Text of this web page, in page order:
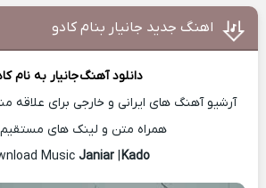
اهنگ جدید جانیار بنام کادو
دانلود آهنگجانیار به نام
آرشیو آهنگ های ایرانی و خارجی برای علاقه
همراه متن و لینک های مستقیم
Janiar |Kado